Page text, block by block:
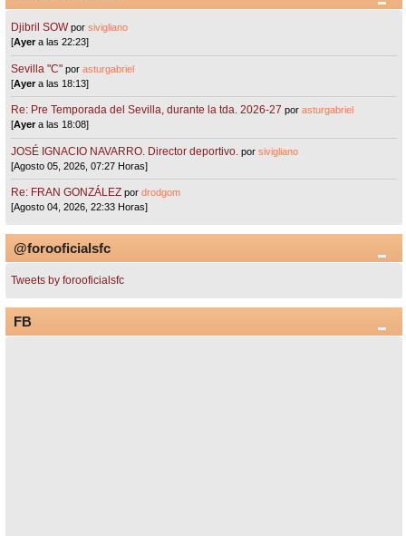
Djibril SOW porsivigliano
[Ayera las 22:23]
Sevilla "C"porasturgabriel
[Ayera las 18:13]
Re: Pre Temporada del Sevilla, durante la tda. 2026-27 porasturgabriel
[Ayera las 18:08]
JOSÉ IGNACIO NAVARRO. Director deportivo. porsivigliano
[Agosto 05, 2026, 07:27 Horas]
Re: FRAN GONZÁLEZ pordrodgom
[Agosto 04, 2026, 22:33 Horas]
@forooficialsfc
Tweets by forooficialsfc
FB